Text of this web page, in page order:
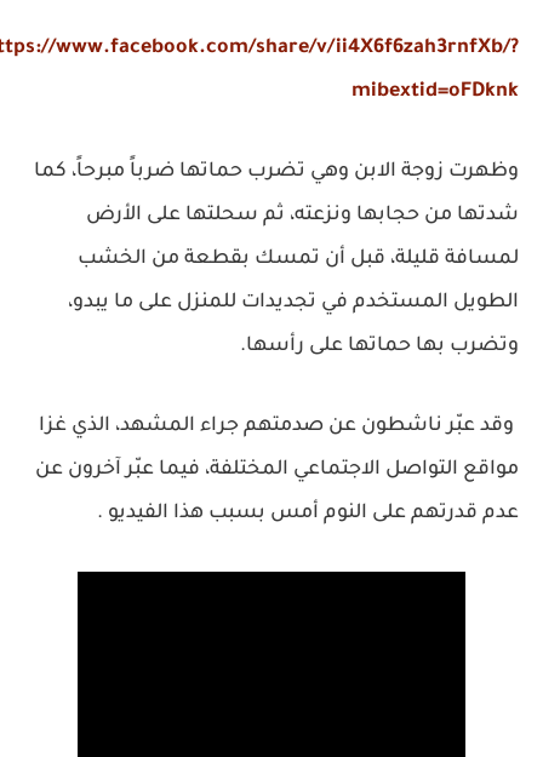
https://www.facebook.com/share/v/ii4X6f6zah3rnfXb/?
mibextid=oFDknk
وظهرت زوجة الابن وهي تضرب حماتها ضرباً مبرحاً، كما
شدتها من حجابها ونزعته، ثم سحلتها على الأرض
لمسافة قليلة، قبل أن تمسك بقطعة من الخشب
الطويل المستخدم في تجديدات للمنزل على ما يبدو،
وتضرب بها حماتها على رأسها.
وقد عبّر ناشطون عن صدمتهم جراء المشهد، الذي غزا
مواقع التواصل الاجتماعي المختلفة، فيما عبّر آخرون عن
عدم قدرتهم على النوم أمس بسبب هذا الفيديو .